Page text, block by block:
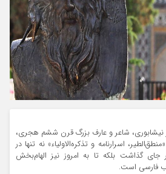
نیشابوری، شاعر و عارف بزرگ قرن ششم هجری،
اسرارنامه و تذکره‌الاولیاء» نه تنها در
گذاشت بلکه تا به امروز نیز الهام‌بخش
فارسی است.